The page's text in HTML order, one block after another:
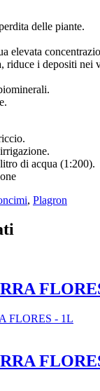
delle piante.
elevata
riduce i depositi nei
di acqua (1:200).
, Plagron